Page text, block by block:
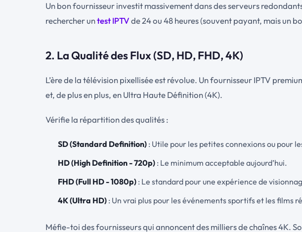
Un bon fournisseur investit massivement dans des serveurs
rechercher untest IPTVde 24 ou 48 heures (souvent payant, mais un
2. La Qualité des Flux (SD, HD, FHD, 4K)
L’ère de la télévision pixellisée est révolue. Un fournisseur IPTV
et, de plus en plus, en Ultra Haute Définition (4K).
Vérifie la répartition des qualités :
SD (Standard Definition) : Utile pour les petites connexions ou pour
HD (High Definition - 720p) : Le minimum acceptable aujourd’hui.
FHD (Full HD - 1080p) : Le standard pour une expérience de
4K (Ultra HD) : Un vrai plus pour les événements sportifs et les films
Méfie-toi des fournisseurs qui annoncent des milliers de chaînes 4K.